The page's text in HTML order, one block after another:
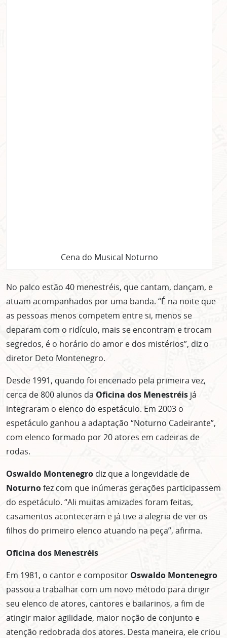
Cena do Musical Noturno
No palco estão 40 menestréis, que cantam, dançam, e
atuam acompanhados por uma banda. “É na noite que
as pessoas menos competem entre si, menos se
deparam com o ridículo, mais se encontram e trocam
segredos, é o horário do amor e dos mistérios”, diz o
diretor Deto Montenegro.
Desde 1991, quando foi encenado pela primeira vez,
cerca de800 alunos da Oficina dos Menestréis já
integraram o elenco do espetáculo. Em 2003 o
espetáculo ganhou a adaptação “Noturno Cadeirante”,
com elenco formado por 20 atores em cadeiras de
rodas.
Oswaldo Montenegro diz que a longevidade de
Noturnofez com que inúmeras gerações participassem
do espetáculo. “Ali muitas amizades foram feitas,
casamentos aconteceram e já tive a alegria de ver os
filhos do primeiro elenco atuando na peça”, afirma.
Oficina dos Menestréis
Em 1981, o cantor e compositor Oswaldo Montenegro
passou a trabalhar com um novo método para dirigir
seu elenco de atores, cantores e bailarinos, a fim de
atingir maior agilidade, maior noção de conjunto e
atenção redobrada dos atores. Desta maneira, ele criou